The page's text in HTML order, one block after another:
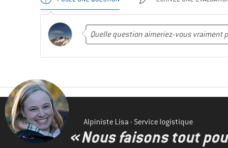
Alpiniste Lisa - Service logistique
« Nous faisons tout